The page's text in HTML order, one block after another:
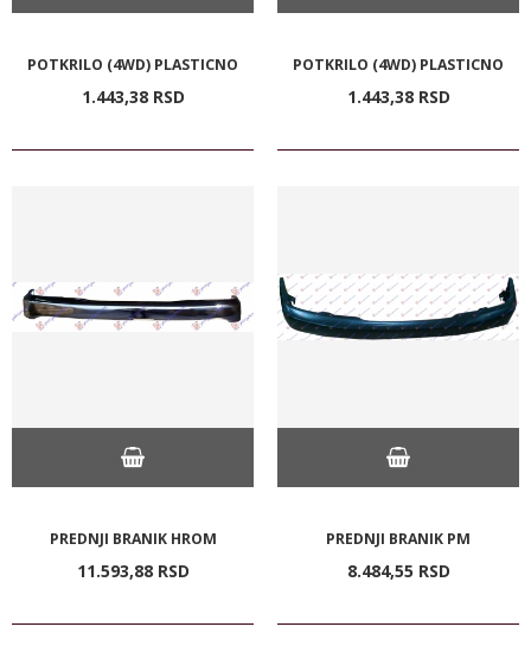
POTKRILO (4WD) PLASTICNO
1.443,38 RSD
POTKRILO (4WD) PLASTICNO
1.443,38 RSD
PREDNJI BRANIK HROM
11.593,88 RSD
PREDNJI BRANIK PM
8.484,55 RSD